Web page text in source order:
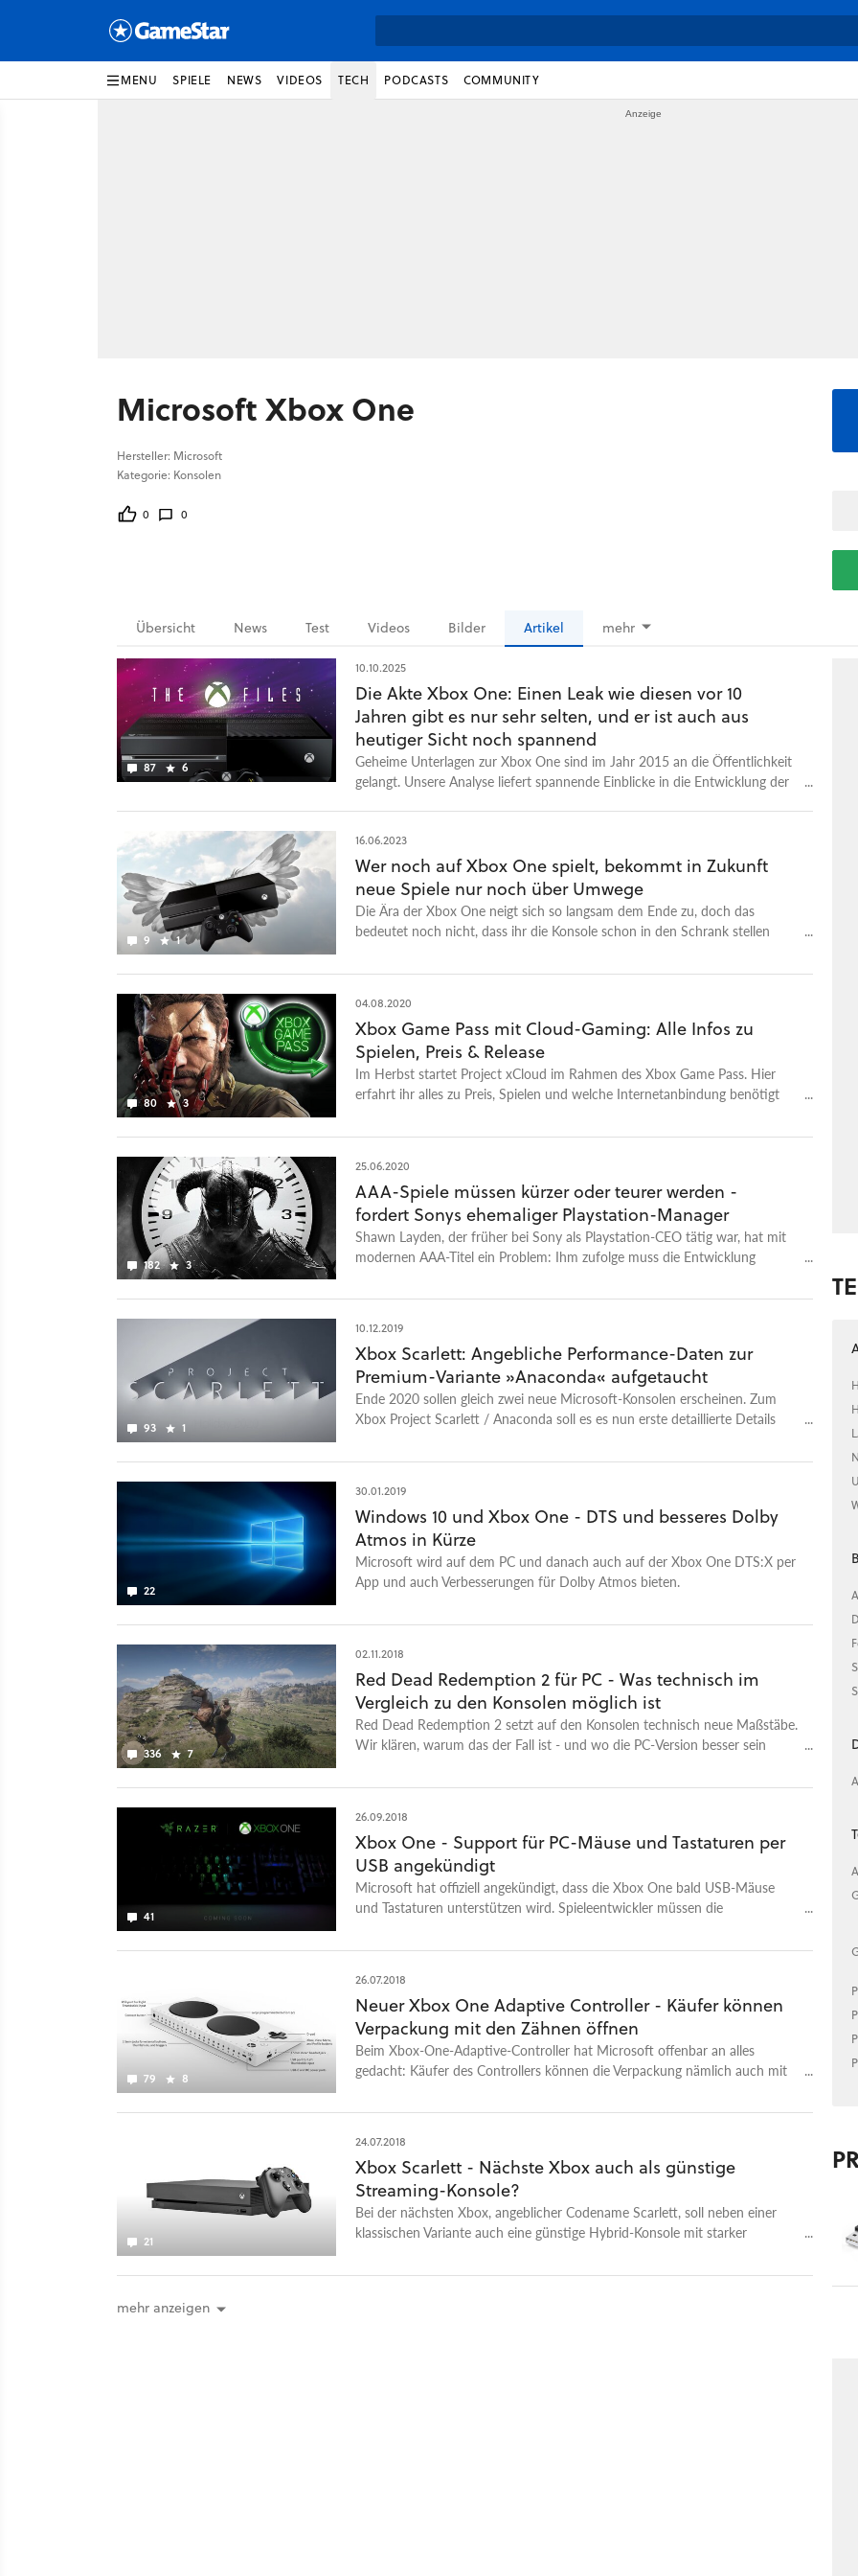
MENU SPIELE NEWS VIDEOS TECH PODCASTS COMMUNITY
Microsoft Xbox One
Hersteller: Microsoft
Kategorie: Konsolen
0 0
Übersicht News Test Videos Bilder Artikel mehr
87 6
10.10.2025
Die Akte Xbox One: Einen Leak wie diesen vor 10
Jahren gibt es nur sehr selten, und er ist auch aus
heutiger Sicht noch spannend
Geheime Unterlagen zur Xbox One sind im Jahr 2015 an die Öffentlichkeit
gelangt. Unsere Analyse liefert spannende Einblicke in die Entwicklung der
9 1
16.06.2023
Wer noch auf Xbox One spielt, bekommt in Zukunft
neue Spiele nur noch über Umwege
Die Ära der Xbox One neigt sich so langsam dem Ende zu, doch das
bedeutet noch nicht, dass ihr die Konsole schon in den Schrank stellen
80 3
04.08.2020
Xbox Game Pass mit Cloud-Gaming: Alle Infos zu
Spielen, Preis & Release
Im Herbst startet Project xCloud im Rahmen des Xbox Game Pass. Hier
erfahrt ihr alles zu Preis, Spielen und welche Internetanbindung benötigt
182 3
25.06.2020
AAA-Spiele müssen kürzer oder teurer werden -
fordert Sonys ehemaliger Playstation-Manager
Shawn Layden, der früher bei Sony als Playstation-CEO tätig war, hat mit
modernen AAA-Titel ein Problem: Ihm zufolge muss die Entwicklung
93 1
10.12.2019
Xbox Scarlett: Angebliche Performance-Daten zur
Premium-Variante »Anaconda« aufgetaucht
Ende 2020 sollen gleich zwei neue Microsoft-Konsolen erscheinen. Zum
Xbox Project Scarlett / Anaconda soll es es nun erste detaillierte Details
22
30.01.2019
Windows 10 und Xbox One - DTS und besseres Dolby
Atmos in Kürze
Microsoft wird auf dem PC und danach auch auf der Xbox One DTS:X per
App und auch Verbesserungen für Dolby Atmos bieten.
336 7
02.11.2018
Red Dead Redemption 2 für PC - Was technisch im
Vergleich zu den Konsolen möglich ist
Red Dead Redemption 2 setzt auf den Konsolen technisch neue Maßstäbe.
Wir klären, warum das der Fall ist - und wo die PC-Version besser sein
41
26.09.2018
Xbox One - Support für PC-Mäuse und Tastaturen per
USB angekündigt
Microsoft hat offiziell angekündigt, dass die Xbox One bald USB-Mäuse
und Tastaturen unterstützen wird. Spieleentwickler müssen die
79 8
26.07.2018
Neuer Xbox One Adaptive Controller - Käufer können
Verpackung mit den Zähnen öffnen
Beim Xbox-One-Adaptive-Controller hat Microsoft offenbar an alles
gedacht: Käufer des Controllers können die Verpackung nämlich auch mit
21
24.07.2018
Xbox Scarlett - Nächste Xbox auch als günstige
Streaming-Konsole?
Bei der nächsten Xbox, angeblicher Codename Scarlett, soll neben einer
klassischen Variante auch eine günstige Hybrid-Konsole mit starker
fortgeschritten sein.
mehr anzeigen